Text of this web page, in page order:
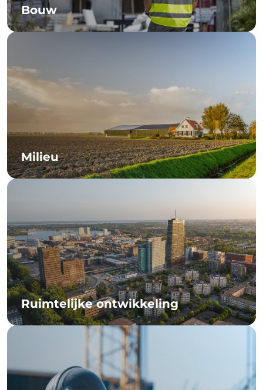
Bouw
Milieu
Ruimtelijke ontwikkeling